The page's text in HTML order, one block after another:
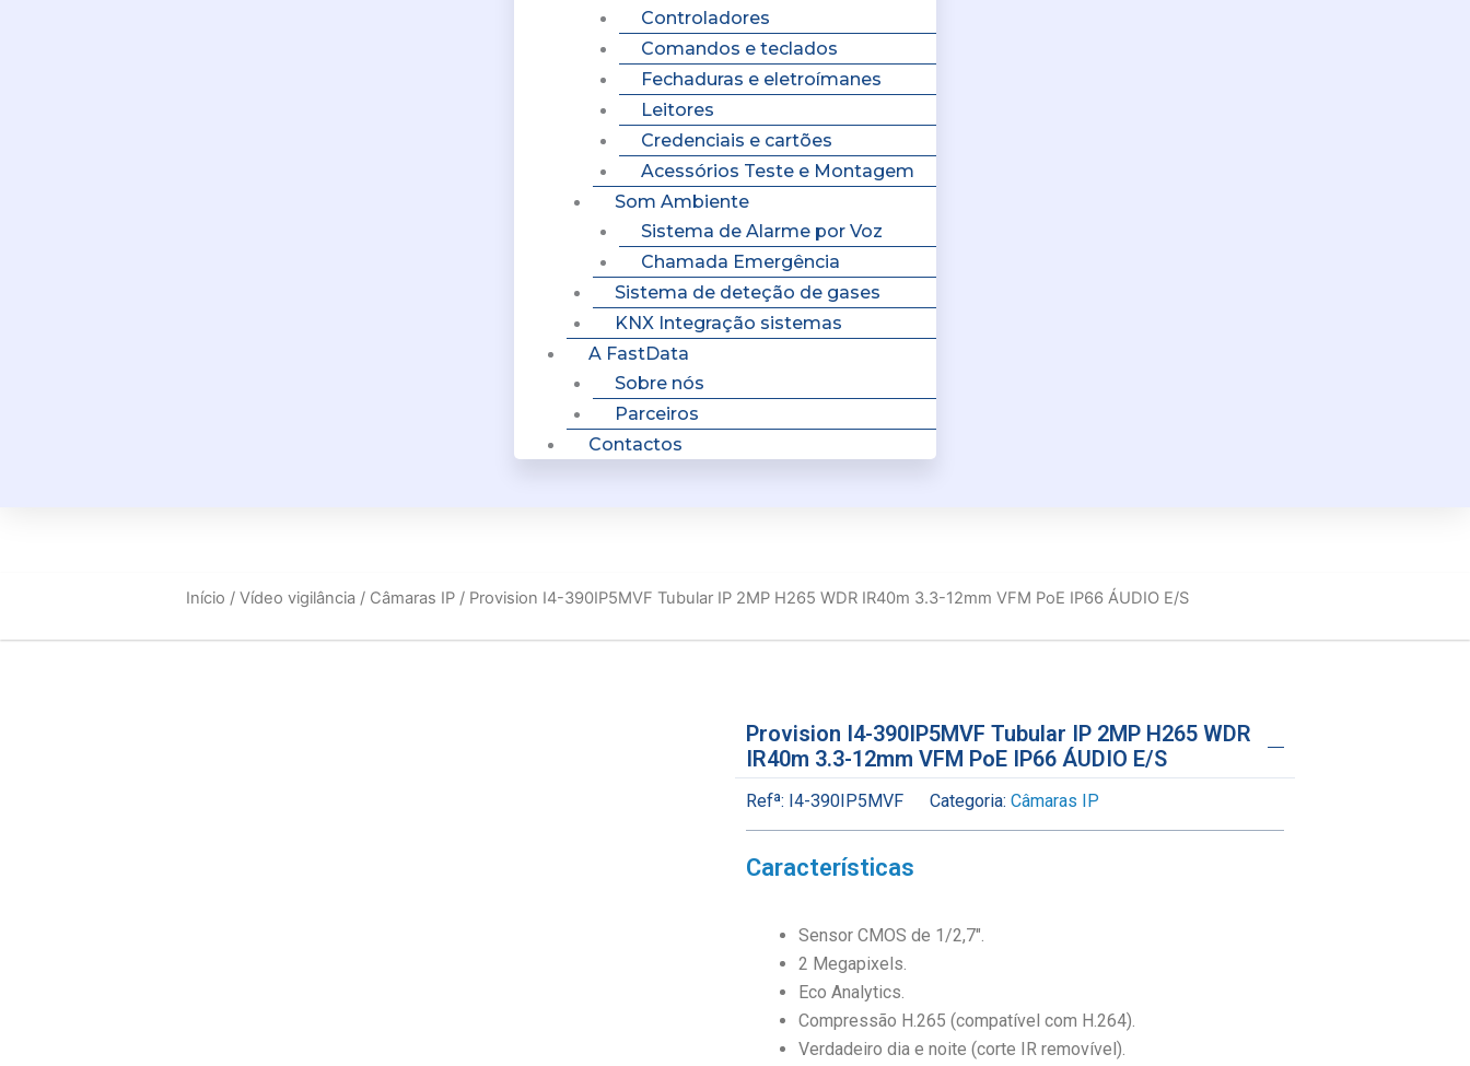
Controladores
Comandos e teclados
Fechaduras e eletroímanes
Leitores
Credenciais e cartões
Acessórios Teste e Montagem
Som Ambiente
Sistema de Alarme por Voz
Chamada Emergência
Sistema de deteção de gases
KNX Integração sistemas
A FastData
Sobre nós
Parceiros
Contactos
Início / Vídeo vigilância / Câmaras IP / Provision I4-390IP5MVF Tubular IP 2MP H265 WDR IR40m 3.3-12mm VFM PoE IP66 ÁUDIO E/S
Provision I4-390IP5MVF Tubular IP 2MP H265 WDR
IR40m 3.3-12mm VFM PoE IP66 ÁUDIO E/S
Refª: I4-390IP5MVF Categoria: Câmaras IP
Características
Sensor CMOS de 1/2,7″.
2 Megapixels.
Eco Analytics.
Compressão H.265 (compatível com H.264).
Verdadeiro dia e noite (corte IR removível).